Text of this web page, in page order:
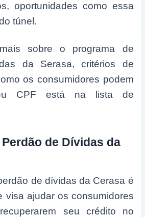
oportunidades como essa
túnel.
sobre o programa de
da Serasa, critérios de
os consumidores podem
CPF está na lista de
de Dívidas da
de dívidas da Cerasa é
visa ajudar os consumidores
seu crédito no